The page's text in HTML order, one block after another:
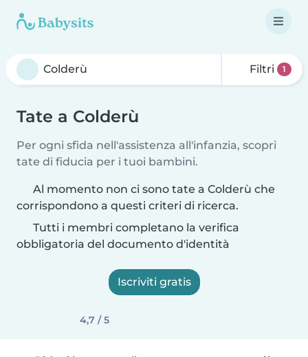
Filtri 1
Tate a Colderù
Per ogni sfida nell'assistenza all'infanzia, scopri
tate di fiducia per i tuoi bambini.
Al momento non ci sono tate a Colderù che
corrispondono a questi criteri di ricerca.
Tutti i membri completano la verifica
obbligatoria del documento d'identità
Iscriviti gratis
4,7 / 5